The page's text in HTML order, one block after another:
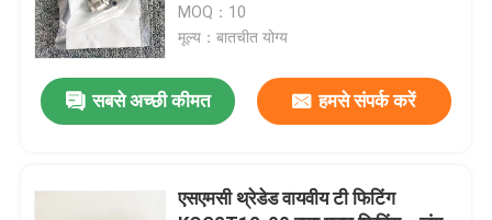
वीडियो
हमारे बारे में
समान व्यास स्प्लिटर
MOQ：10
मूल्य：बातचीत योग्य
सबसे अच्छी कीमत हमसे संपर्क करें
एसएमसी थ्रेडेड वायवीय टी फिटिंग